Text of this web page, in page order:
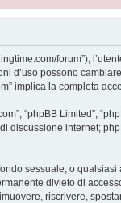
forum”),
d’uso possono
implica la completa
“phpBB Limited”,
discussione internet;
sessuale, o
divieto di
riscrivere,